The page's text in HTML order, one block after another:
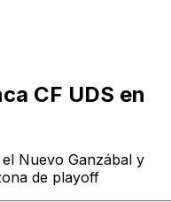
CF UDS en
Nuevo Ganzábal y
de playoff